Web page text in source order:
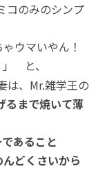
コのみのシンプ
ウマいやん！
と、
は、Mr.雑学王の
るまで焼いて薄
あること
どくさいから